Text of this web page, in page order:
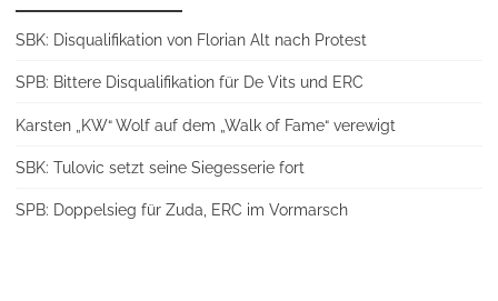
SBK: Disqualifikation von Florian Alt nach Protest
SPB: Bittere Disqualifikation für De Vits und ERC
Karsten „KW“ Wolf auf dem „Walk of Fame“ verewigt
SBK: Tulovic setzt seine Siegesserie fort
SPB: Doppelsieg für Zuda, ERC im Vormarsch